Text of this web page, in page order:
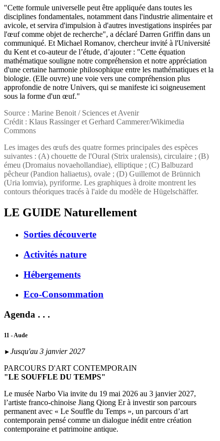
"Cette formule universelle peut être appliquée dans toutes les
disciplines fondamentales, notamment dans l'industrie alimentaire et
avicole, et servira d'impulsion à d'autres investigations inspirées par
l'œuf comme objet de recherche", a déclaré Darren Griffin dans un
communiqué. Et Michael Romanov, chercheur invité à l'Université
du Kent et co-auteur de l’étude, d’ajouter : "Cette équation
mathématique souligne notre compréhension et notre appréciation
d'une certaine harmonie philosophique entre les mathématiques et la
biologie. (Elle ouvre) une voie vers une compréhension plus
approfondie de notre Univers, qui se manifeste ici soigneusement
sous la forme d'un œuf."
Source : Marine Benoit / Sciences et Avenir
Crédit : Klaus Rassinger et Gerhard Cammerer/Wikimedia
Commons
Les images des œufs des quatre formes principales des espèces
suivantes : (A) chouette de l'Oural (Strix uralensis), circulaire ; (B)
émeu (Dromaius novaehollandiae), elliptique ; (C) Balbuzard
pêcheur (Pandion haliaetus), ovale ; (D) Guillemot de Brünnich
(Uria lomvia), pyriforme. Les graphiques à droite montrent les
contours théoriques tracés à l'aide du modèle de Hügelschäffer.
LE GUIDE Naturellement
Sorties découverte
Activités nature
Hébergements
Eco-Consommation
Agenda . . .
11 - Aude
► Jusqu'au 3 janvier 2027
PARCOURS D'ART CONTEMPORAIN
"LE SOUFFLE DU TEMPS"
Le musée Narbo Via invite du 19 mai 2026 au 3 janvier 2027,
l’artiste franco-chinoise Jiang Qiong Er à investir son parcours
permanent avec « Le Souffle du Temps », un parcours d’art
contemporain pensé comme un dialogue inédit entre création
contemporaine et patrimoine antique.